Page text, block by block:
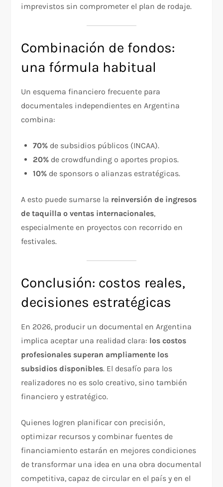
imprevistos sin comprometer el plan de rodaje.
Combinación de fondos:
una fórmula habitual
Un esquema financiero frecuente para
documentales independientes en Argentina
combina:
70% de subsidios públicos (INCAA).
20% de crowdfunding o aportes propios.
10% de sponsors o alianzas estratégicas.
A esto puede sumarse la reinversión de ingresos
de taquilla o ventas internacionales,
especialmente en proyectos con recorrido en
festivales.
Conclusión: costos reales,
decisiones estratégicas
En 2026, producir un documental en Argentina
implica aceptar una realidad clara: los costos
profesionales superan ampliamente los
subsidios disponibles. El desafío para los
realizadores no es solo creativo, sino también
financiero y estratégico.
Quienes logren planificar con precisión,
optimizar recursos y combinar fuentes de
financiamiento estarán en mejores condiciones
de transformar una idea en una obra documental
competitiva, capaz de circular en el país y en el